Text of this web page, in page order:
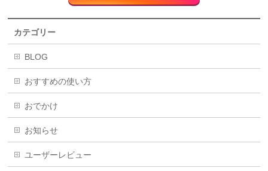
カテゴリー
BLOG
おすすめの使い方
おでかけ
お知らせ
ユーザーレビュー